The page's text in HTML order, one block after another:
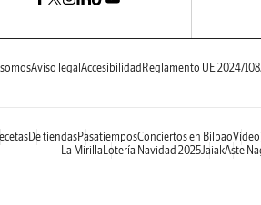
Aviso legal Accesibilidad Reglamento UE 2024/
De tiendasPasatiemposConciertos en Bilbao
La Mirilla Lotería Navidad 2025JaiakAste